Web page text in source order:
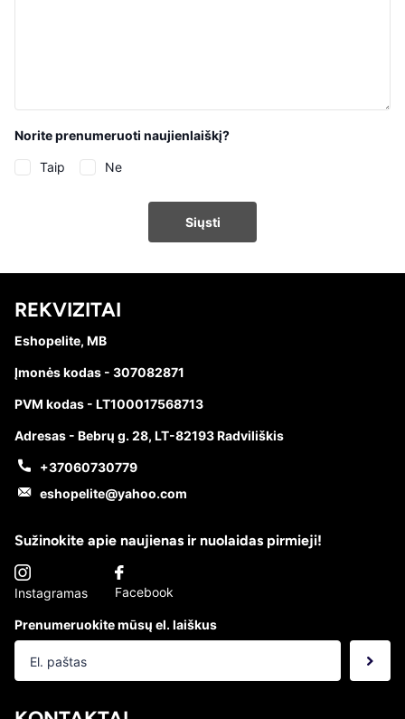
Norite prenumeruoti naujienlaiškį?
Taip Ne
Siųsti
Sužinokite apie naujienas ir nuolaidas pirmieji!
Instagramas Facebook
Prenumeruokite mūsų el. laiškus
REKVIZITAI
Eshopelite, MB
Įmonės kodas - 307082871
PVM kodas - LT100017568713
Adresas - Bebrų g. 28, LT-82193 Radviliškis
+37060730779
eshopelite@yahoo.com